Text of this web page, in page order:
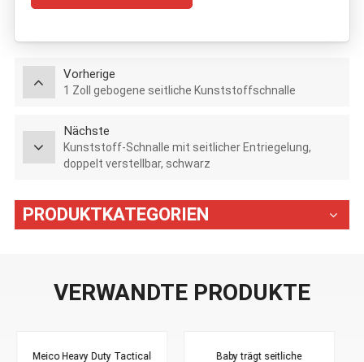
Vorherige
1 Zoll gebogene seitliche Kunststoffschnalle
Nächste
Kunststoff-Schnalle mit seitlicher Entriegelung,
doppelt verstellbar, schwarz
PRODUKTKATEGORIEN
VERWANDTE PRODUKTE
Baby trägt seitliche
Doppelte, verstellbare,